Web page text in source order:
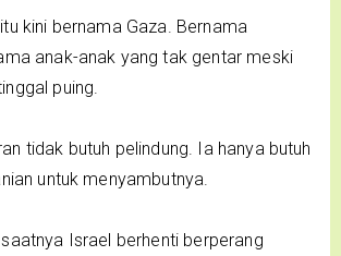
kini bernama Gaza. Bernama
anak-anak yang tak gentar meski
puing.
tidak butuh pelindung. Ia hanya butuh
untuk menyambutnya.
Israel berhenti berperang